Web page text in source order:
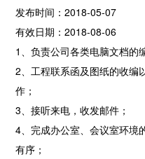
发布时间：2018-05-07
有效日期：2018-08-06
1、负责公司各类电脑文档的
2、工程联系函及图纸的收编
作；
3、接听来电，收发邮件；
4、完成办公室、会议室环境
有序；